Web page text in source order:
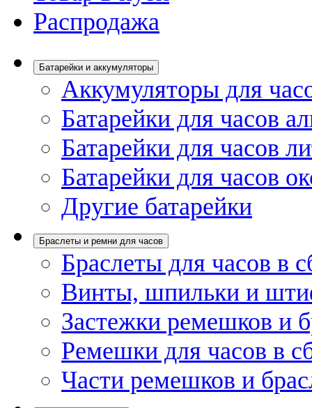
Распродажа
Батарейки и аккумуляторы
Аккумуляторы для
Батарейки для часов
Батарейки для часов
Батарейки для часов
Другие батарейки
Браслеты и ремни для часов
Браслеты для часов в
Винты, шпильки и
Застежки ремешков и
Ремешки для часов в
Части ремешков и